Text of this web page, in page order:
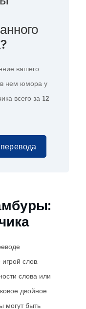
вашего
нем юмора у
всего за 12
слов.
слова или
двойное
могут быть